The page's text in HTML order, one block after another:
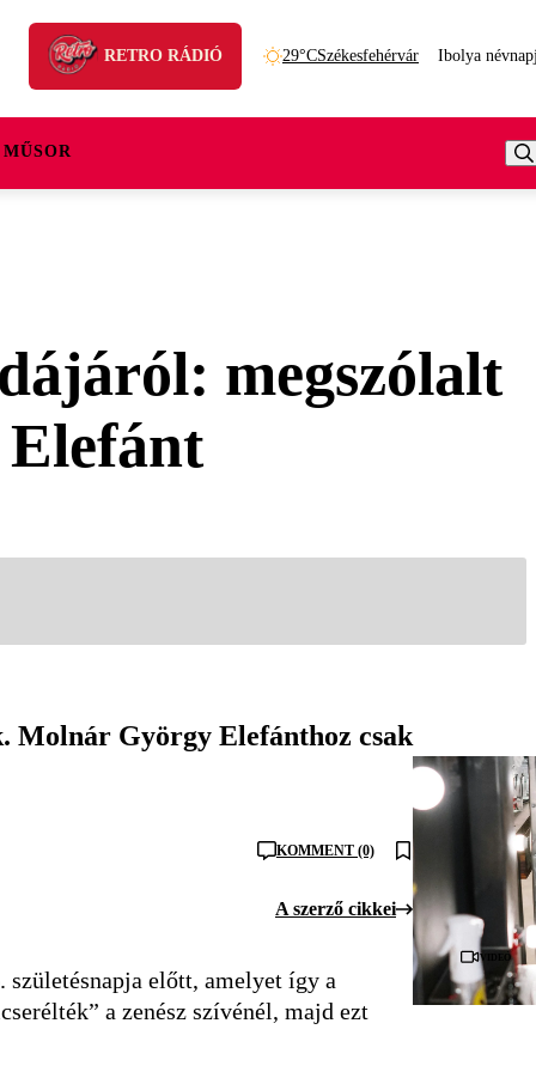
RETRO RÁDIÓ 29°CSzékesfehérvár Ibolya
megszólalt
Molnár György Elefánthoz csak
KOMMENT (0)
A szerző cikkei
születésnapja előtt, amelyet így a
a zenész szívénél, majd ezt
Videó